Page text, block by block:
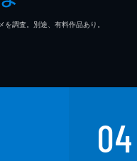
調査。別途、有料作品あり。
04